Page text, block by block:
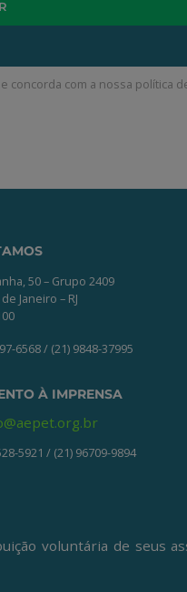
concorda com a nossa política
50 – Grupo 2409
Janeiro – RJ
6568 / (21) 9848-37995
À IMPRENSA
5921 / (21) 96709-9894
voluntária de seus